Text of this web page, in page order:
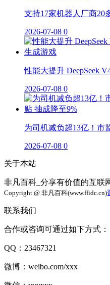
支持17家机器人厂商20
2026-07-08 0
性能大提升 DeepSeek
2026-07-08 0
为司机减负超13亿！市
2026-07-08 0
关于本站
非凡百科_分享有价值的互联
Copyright @ 非凡百科(www.ffidc.cn)
联系我们
合作或咨询可通过如下方式：
QQ：23467321
微博：weibo.com/xxx